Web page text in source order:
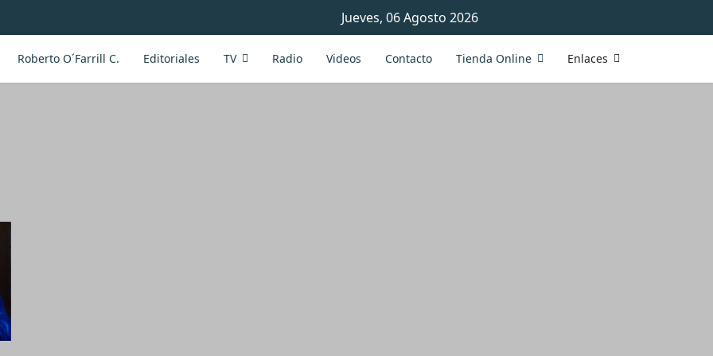
Jueves, 06 Agosto 2026
Roberto O´Farrill C. Editoriales TV Radio Videos Contacto Tienda Online Enlaces